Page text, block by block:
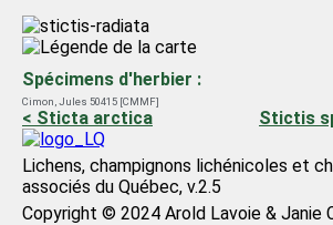
Spécimens d'herbier :
Cimon, Jules 50415 [CMMF]
< Sticta arctica Stictis
Lichens, champignons lichénicoles et
associés du Québec, v.2.5
Copyright © 2024 Arold Lavoie & Janie